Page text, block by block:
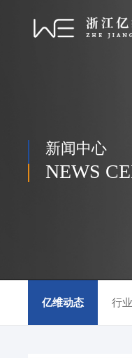
新闻中心
NEWS
亿维动态 行